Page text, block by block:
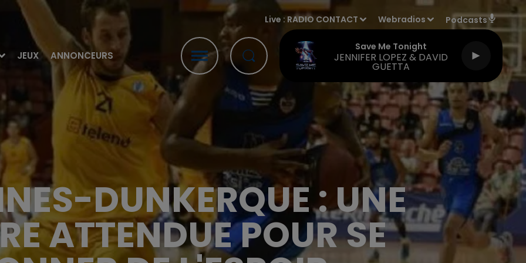
JEUX ANNONCEURS
Live : RADIO CONTACT Webradios Podcasts
Save Me Tonight
JENNIFER LOPEZ & DAVID
GUETTA
DUNKERQUE : UNE
ATTENDUE POUR SE